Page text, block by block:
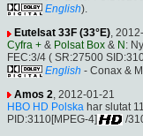
English).
Eutelsat 33F (33°E),
Cyfra + & Polsat Box & N :
FEC:3/4 ( SR:27500
English - Conax &
Amos 2, 2012-01-21
HBO HD Polska har slutat
PID:3110[MPEG-4]
/